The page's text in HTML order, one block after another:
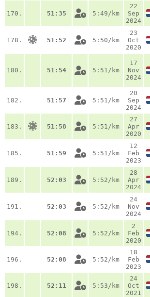
170. 51:35 5:49/km
22
Sep
2024
178. 51:52 5:50/km
23
Oct
2020
180. 51:54 5:51/km
17
Nov
2024
182. 51:57 5:51/km
20
Sep
2024
183. 51:58 5:51/km
27
Apr
2020
185. 51:59 5:51/km
12
Feb
2023
189. 52:03 5:52/km
28
Apr
2024
191. 52:03 5:52/km
24
Nov
2024
194. 52:08 5:52/km
2
Feb
2020
196. 52:08 5:52/km
18
Feb
2023
198. 52:11 5:53/km
24
Oct
2021